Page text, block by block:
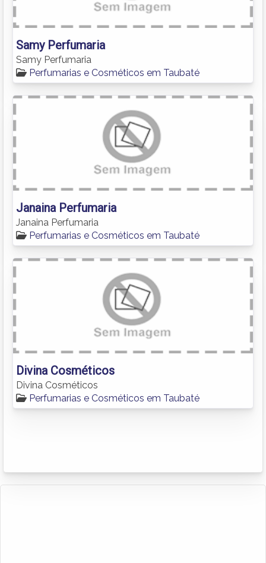
Samy Perfumaria
Samy Perfumaria
Perfumarias e Cosméticos em Taubaté
Janaina Perfumaria
Janaina Perfumaria
Perfumarias e Cosméticos em Taubaté
Divina Cosméticos
Divina Cosméticos
Perfumarias e Cosméticos em Taubaté